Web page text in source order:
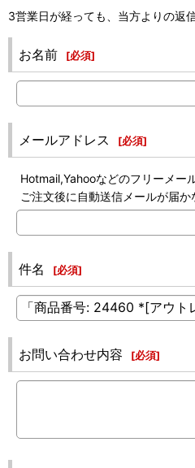
3営業日が経っても、当方よりの返
お名前 [必須]
メールアドレス [必須]
Hotmail,Yahooなどのフリーメー
ご注文後に自動送信メールが届
件名 [必須]
お問い合わせ内容 [必須]